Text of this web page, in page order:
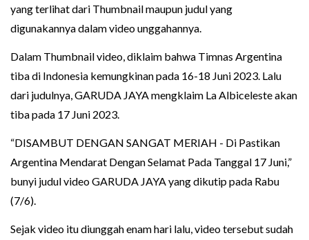
yang terlihat dari Thumbnail maupun judul yang
digunakannya dalam video unggahannya.
Dalam Thumbnail video, diklaim bahwa Timnas Argentina
tiba di Indonesia kemungkinan pada 16-18 Juni 2023. Lalu
dari judulnya, GARUDA JAYA mengklaim La Albiceleste akan
tiba pada 17 Juni 2023.
“DISAMBUT DENGAN SANGAT MERIAH - Di Pastikan
Argentina Mendarat Dengan Selamat Pada Tanggal 17 Juni,”
bunyi judul video GARUDA JAYA yang dikutip pada Rabu
(7/6).
Sejak video itu diunggah enam hari lalu, video tersebut sudah